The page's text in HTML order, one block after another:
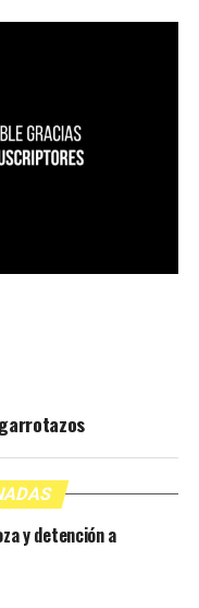
y detención a